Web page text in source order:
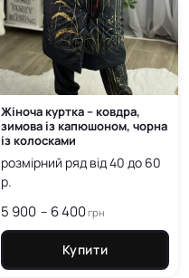
Жіноча куртка – ковдра,
зимова із капюшоном, чорна
із колосками
розмірний ряд від 40 до 60
р.
5 900 – 6 400 грн
range:
5 900
грн
Купити